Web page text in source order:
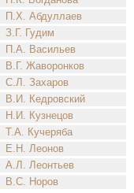
П.Х. Абдуллаев
З.Г. Гудим
П.А. Васильев
В.Г. Жаворонков
С.Л. Захаров
В.И. Кедровский
Н.И. Кузнецов
Т.А. Кучеряба
Е.Н. Леонов
А.Л. Леонтьев
В.С. Норов